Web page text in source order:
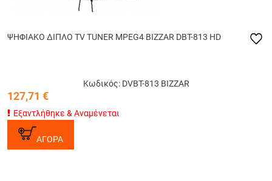
ΨΗΦΙΑΚΟ ΔΙΠΛΟ TV TUNER MPEG4 BIZZAR DBT-813 HD
Κωδικός: DVBT-813 BIZZAR
127,71 €
Εξαντλήθηκε & Αναμένεται
ΑΓΟΡΑ